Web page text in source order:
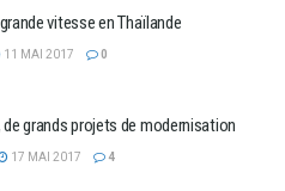
vitesse en Thaïlande
11 MAI 2017 0
de grands projets de modernisation
17 MAI 2017 4